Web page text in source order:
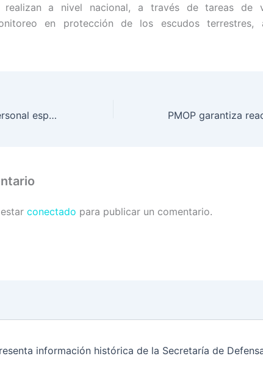
realizan a nivel nacional, a través de tareas de
en protección de los escudos terrestres,
Nuevos soldados y personal especializado graduará el Centro de Adiestramiento Militar del Ejército.
conectado para publicar un comentario.
información histórica de la Secretaría de